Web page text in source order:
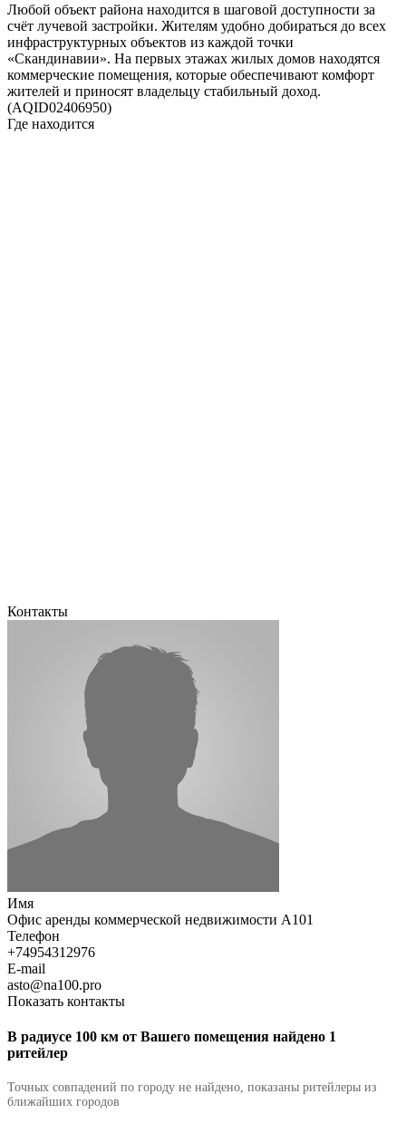
Любой объект района находится в шаговой доступности за
счёт лучевой застройки. Жителям удобно добираться до всех
инфраструктурных объектов из каждой точки
«Скандинавии». На первых этажах жилых домов находятся
коммерческие помещения, которые обеспечивают комфорт
жителей и приносят владельцу стабильный доход.
(AQID02406950)
Где находится
Контакты
Имя
Офис аренды коммерческой недвижимости А101
Телефон
+74954312976
E-mail
asto@na100.pro
Показать контакты
В радиусе 100 км от Вашего помещения найдено 1
ритейлер
Точных совпадений по городу не найдено, показаны ритейлеры из
ближайших городов